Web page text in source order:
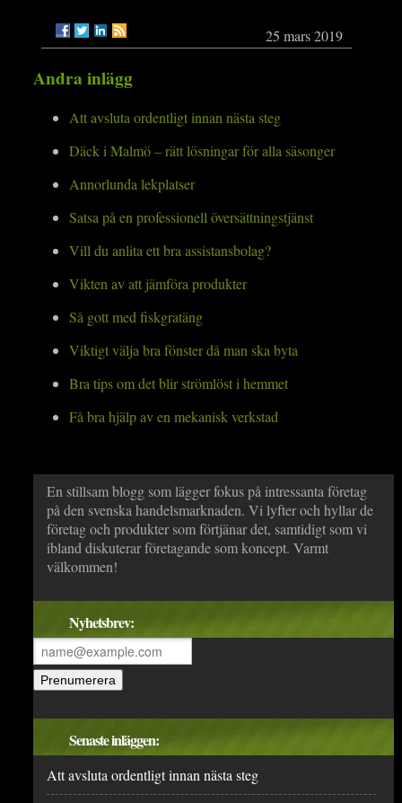
25 mars 2019
Andra inlägg
Att avsluta ordentligt innan nästa steg
Däck i Malmö – rätt lösningar för alla säsonger
Annorlunda lekplatser
Satsa på en professionell översättningstjänst
Vill du anlita ett bra assistansbolag?
Vikten av att jämföra produkter
Så gott med fiskgratäng
Viktigt välja bra fönster då man ska byta
Bra tips om det blir strömlöst i hemmet
Få bra hjälp av en mekanisk verkstad
En stillsam blogg som lägger fokus på intressanta företag
på den svenska handelsmarknaden. Vi lyfter och hyllar de
företag och produkter som förtjänar det, samtidigt som vi
ibland diskuterar företagande som koncept. Varmt
välkommen!
Nyhetsbrev:
Senaste inläggen:
Att avsluta ordentligt innan nästa steg